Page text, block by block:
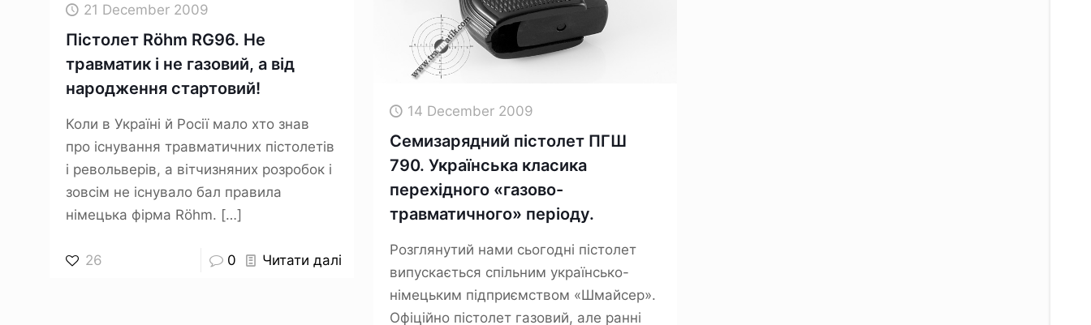
21 December 2009
Пістолет Röhm RG96. Не
травматик і не газовий, а від
народження стартовий!
Коли в Україні й Росії мало хто знав
про існування травматичних пістолетів
і револьверів, а вітчизняних розробок і
зовсім не існувало бал правила
німецька фірма Röhm. […]
26 0 Читати далі
14 December 2009
Семизарядний пістолет ПГШ
790. Українська класика
перехідного «газово-
травматичного» періоду.
Розглянутий нами сьогодні пістолет
випускається спільним українсько-
німецьким підприємством «Шмайсер».
Офіційно пістолет газовий, але ранні